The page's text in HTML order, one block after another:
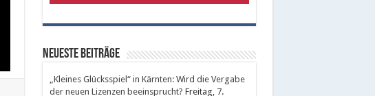
Neueste Beiträge
„Kleines Glücksspiel“ in Kärnten: Wird die Vergabe
der neuen Lizenzen beeinsprucht? Freitag, 7.